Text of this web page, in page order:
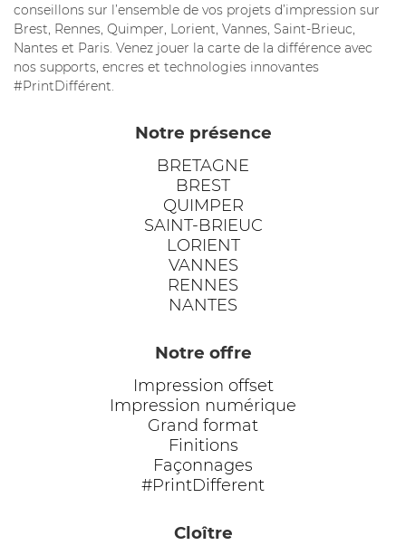
conseillons sur l’ensemble de vos projets d’impression sur
Brest, Rennes, Quimper, Lorient, Vannes, Saint-Brieuc,
Nantes et Paris. Venez jouer la carte de la différence avec
nos supports, encres et technologies innovantes
#PrintDifférent.
Notre présence
BRETAGNE
BREST
QUIMPER
SAINT-BRIEUC
LORIENT
VANNES
RENNES
NANTES
Notre offre
Impression offset
Impression numérique
Grand format
Finitions
Façonnages
#PrintDifferent
Cloître